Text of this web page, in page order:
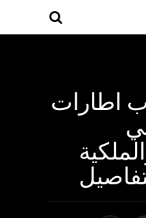
اطارات